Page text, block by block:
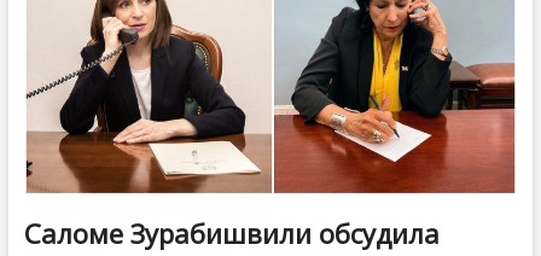
структур
ЕС
—
прогноз
посла
Евросоюза
Саломе Зурабишвили обсудила